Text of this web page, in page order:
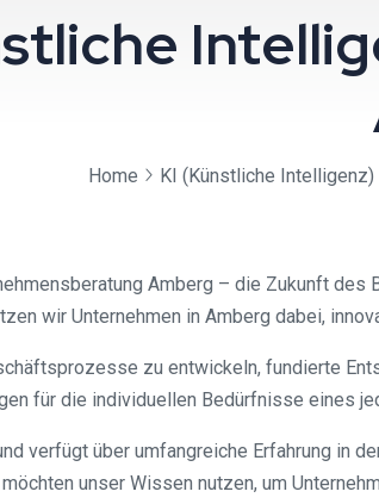
Home KI (Künstliche Intelligenz)
Amberg – die Zukunft
wir Unternehmen in Amberg dabei,
zu entwickeln, fundierte
für die individuellen Bedürfnisse eines
verfügt über umfangreiche Erfahrung in
unser Wissen nutzen, um